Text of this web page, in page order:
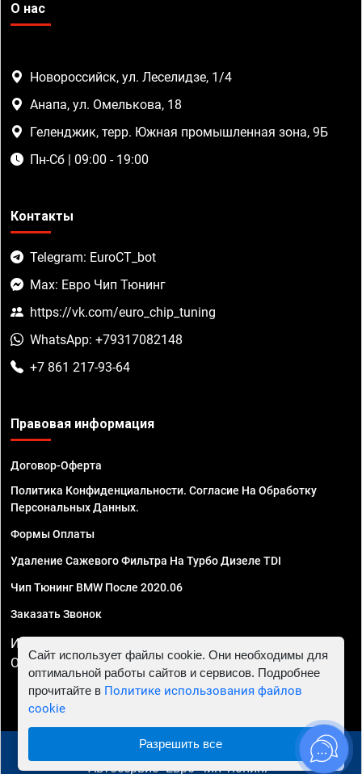
О нас
Новороссийск, ул. Леселидзе, 1/4
Анапа, ул. Омелькова, 18
Геленджик, терр. Южная промышленная зона, 9Б
Пн-Сб | 09:00 - 19:00
Контакты
Telegram: EuroCT_bot
Max: Евро Чип Тюнинг
https://vk.com/euro_chip_tuning
WhatsApp: +79317082148
+7 861 217-93-64
Правовая информация
Договор-Оферта
Политика Конфиденциальности. Согласие На Обработку
Персональных Данных.
Формы Оплаты
Удаление Сажевого Фильтра На Турбо Дизеле TDI
Чип Тюнинг BMW После 2020.06
Заказать Звонок
ИП Смирнов Георгий Павлович. ИНН 781302555843,
ОГРНИП 324470400032610
© 2010 - 2026 Чип тюнинг в Новороссийске -
Автосервис "Евро Чип Тюнинг"
Сайт использует файлы cookie. Они необходимы для
оптимальной работы сайтов и сервисов. Подробнее
прочитайте в Политике использования файлов
cookie
Разрешить все